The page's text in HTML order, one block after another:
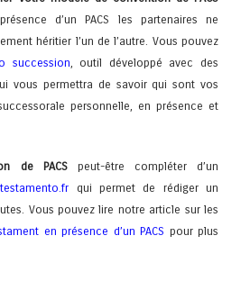
d’un PACS les partenaires ne
héritier l’un de l’autre. Vous pouvez
succession, outil développé avec des
vous permettra de savoir qui sont vos
personnelle, en présence et
de PACSpeut-être compléter d’un
testamento.fr
qui permet de rédiger un
Vous pouvez lire notre article sur les
en présence d’un PACS pour plus